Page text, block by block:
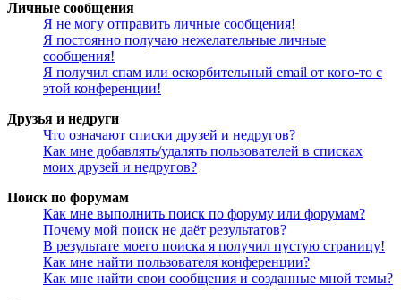
Личные сообщения
Я не могу отправить личные сообщения!
Я постоянно получаю нежелательные личные
сообщения!
Я получил спам или оскорбительный email от кого-то с
этой конференции!
Друзья и недруги
Что означают списки друзей и недругов?
Как мне добавлять/удалять пользователей в списках
моих друзей и недругов?
Поиск по форумам
Как мне выполнить поиск по форуму или форумам?
Почему мой поиск не даёт результатов?
В результате моего поиска я получил пустую страницу!
Как мне найти пользователя конференции?
Как мне найти свои сообщения и созданные мной темы?